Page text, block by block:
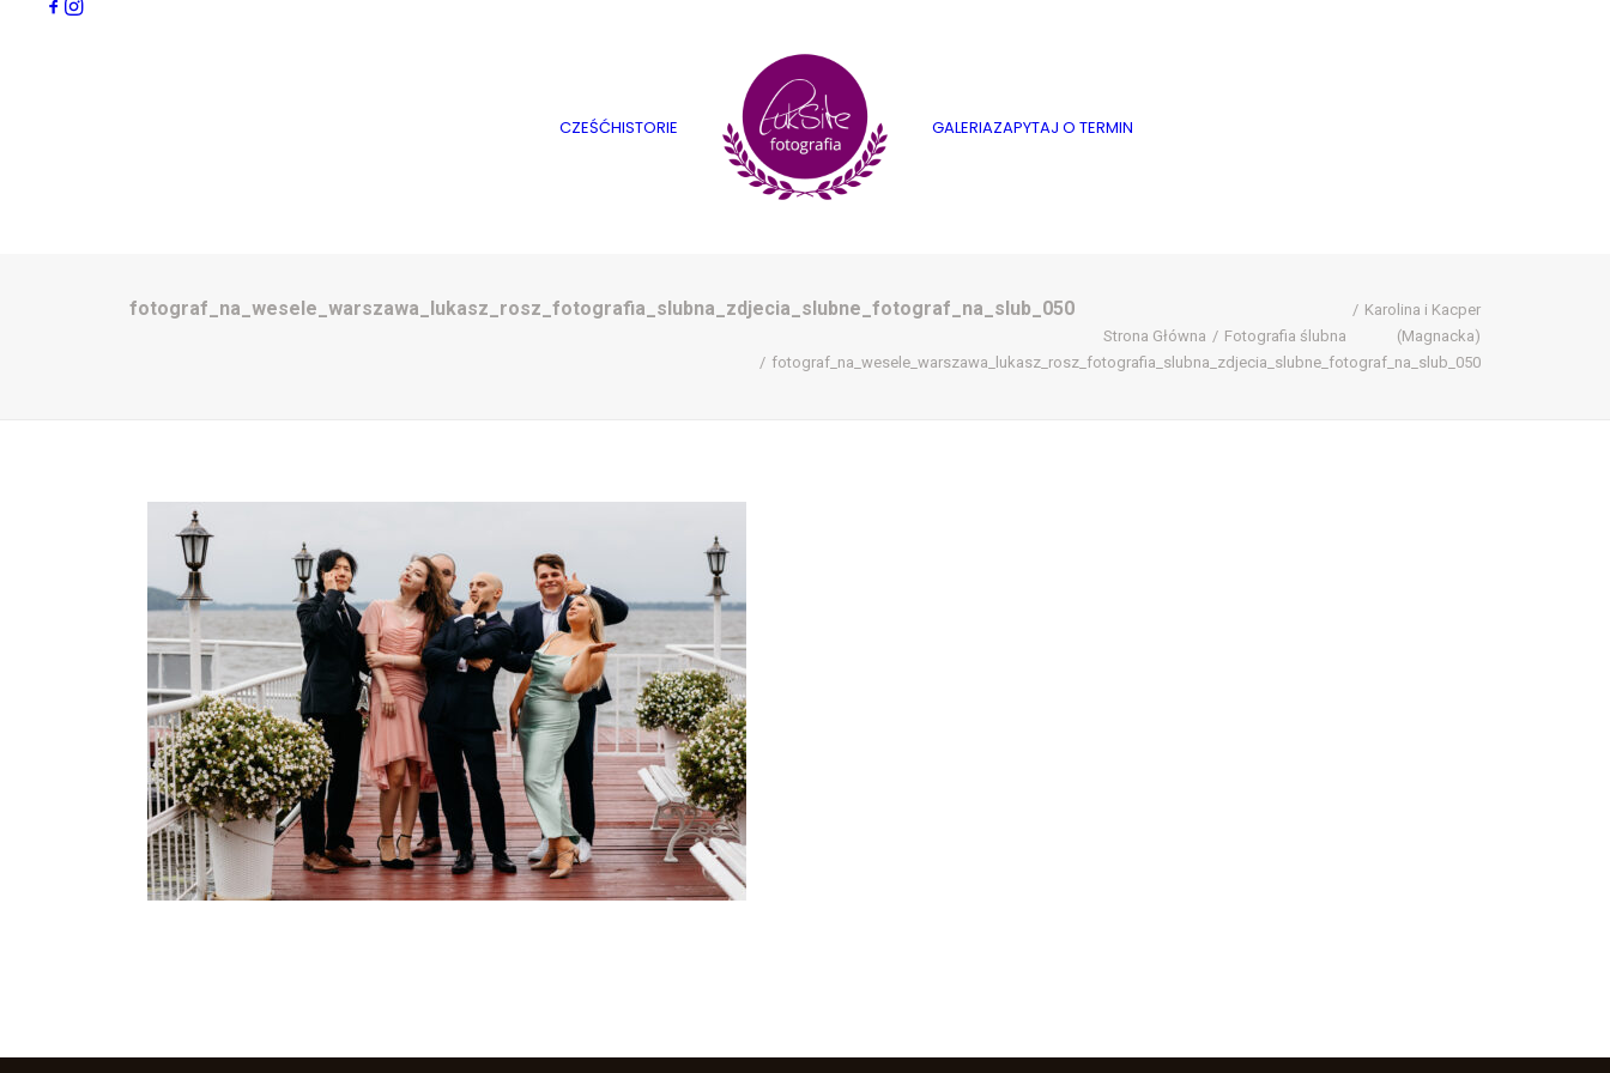
CZEŚĆHISTORIE GALERIAZAPYTAJ O TERMIN
fotograf_na_wesele_warszawa_lukasz_rosz_fotografia_slubna_zdjecia_slubne_fotograf_na_slub_050
Strona Główna Fotografia ślubna
Karolina i Kacper
(Magnacka)
fotograf_na_wesele_warszawa_lukasz_rosz_fotografia_slubna_zdjecia_slubne_fotograf_na_slub_050